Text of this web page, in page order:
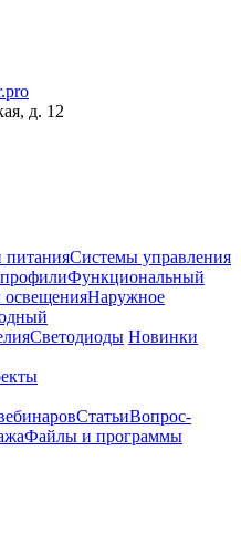
д. 12
питанияСистемы управления
Функциональный
Наружное
Светодиоды Новинки
СтатьиВопрос-
Файлы и программы